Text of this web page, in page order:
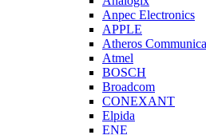
Anpec Electronics
APPLE
Atheros
Atmel
BOSCH
Broadcom
CONEXANT
Elpida
ENE